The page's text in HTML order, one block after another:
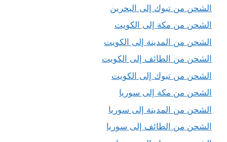
الشحن من تبوك إلى البحرين
الشحن من مكة إلى الكويت
الشحن من المدينة إلى الكويت
الشحن من الطائف إلى الكويت
الشحن من تبوك إلى الكويت
الشحن من مكة إلى سوريا
الشحن من المدينة إلى سوريا
الشحن من الطائف إلى سوريا